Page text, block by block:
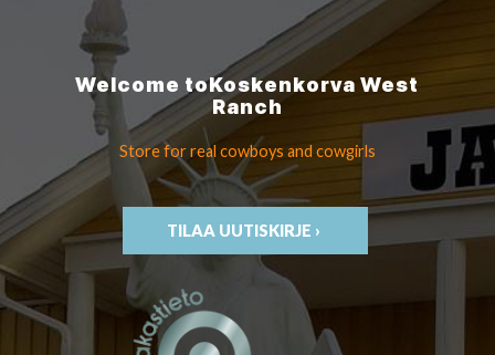
Welcome toKoskenkorvaWest
Ranch
Store for real cowboys and cowgirls
TILAA UUTISKIRJE ›